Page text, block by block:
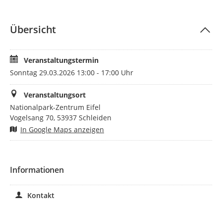
ist eine Anmeldung für die kostenfreien Touren nicht
erforderlich. Wir bitten darum, dass sich größere Gruppen
Die Teilnahme ist kostenfrei.
Ort: Nationalpark-Zentrum Eifel, Vogelsang 70, 53937
Schleiden
Info-Tel: 02444 95100
Email:info@nationalpark-eifel.de
Übersicht
Veranstaltungstermin
Sonntag 29.03.2026 13:00 - 17:00 Uhr
Veranstaltungsort
Nationalpark-Zentrum Eifel
Vogelsang 70, 53937 Schleiden
In Google Maps anzeigen
Informationen
Kontakt